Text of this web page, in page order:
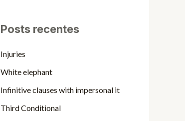
Posts recentes
Injuries
White elephant
Infinitive clauses with impersonal it
Third Conditional